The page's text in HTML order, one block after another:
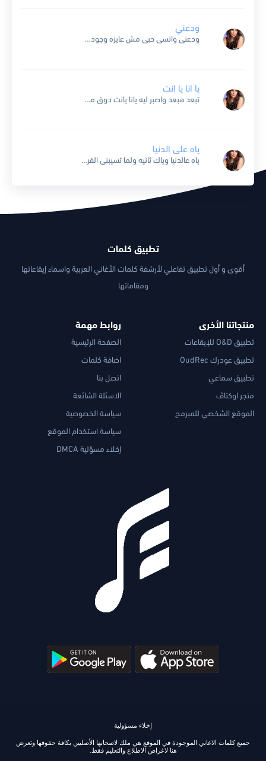
ودعني
ودعنى وانسى حبى مش عايزه وجودك جنبى ياما لوعت قلبى وقسيت عليه كان ليه قلب يحبك عايش ايامه جنبك وانت اللى بات قلبك وقسيت عليه ليه تبيع الحب قولى ليه...
يا انا يا انت
تبعد هبعد واصبر ليه يانا يانت دوق من اللى انا سنه بقاسيه يانا يا انت ليالى تفوت وبعشق موت يانا يا هواك انا بهواك فى قلبى هواك هتعمل ايه شايفه...
ياه على الدنيا
ياه عالدنيا وياك ثانيه ولما تسيبنى الفرح يسبنى واقول امتى القاه من يوم ما عرفتك قلبى الفرحه مهيش سيعاه الله على حبك ياللى حبيت ايامى معاه من يوم ما عرفتك...
تطبيق كلمات
أقوى و أول تطبيق تفاعلي لأرشفة كلمات الأغاني العربية واسماء إيقاعاتها
ومقاماتها
منتجاتنا الأخرى
تطبيق O&D للإيقاعات
تطبيق عودرك OudRec
تطبيق سماعي
متجر اوكتاڤ
الموقع الشخصي للمبرمج
روابط مهمة
الصفحة الرئيسية
اضافة كلمات
اتصل بنا
الاسئلة الشائعة
سياسة الخصوصية
سياسة استخدام الموقع
إخلاء مسؤلية DMCA
إخلاء مسؤولية
جميع كلمات الاغاني الموجودة في الموقع هي ملك لاصحابها الأصليين بكافة حقوقها وتعرض
هنا لاغراض الاطلاع والتعليم فقط.